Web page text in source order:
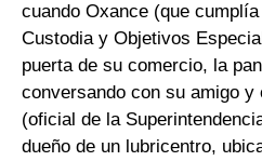
cuando Oxance (que
Custodia y Objetivos
puerta de su comercio, la
conversando con su amigo y
(oficial de la
dueño de un lubricentro,